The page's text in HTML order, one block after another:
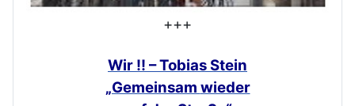
+++
Wir !! – Tobias Stein
„Gemeinsam wieder